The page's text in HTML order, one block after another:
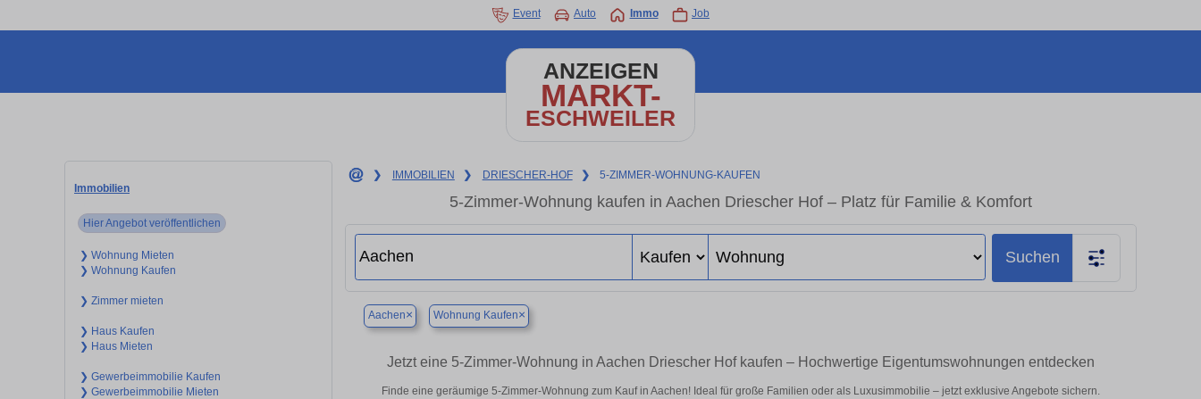
Event Auto Immo Job
ANZEIGEN
MARKT-
ESCHWEILER
Immobilien
Hier Angebot veröffentlichen
❯ Wohnung Mieten
❯ Wohnung Kaufen
❯ Zimmer mieten
❯ Haus Kaufen
❯ Haus Mieten
❯ Gewerbeimmobilie Kaufen
❯ Gewerbeimmobilie Mieten
❯ IMMOBILIEN ❯ DRIESCHER-HOF ❯ 5-ZIMMER-WOHNUNG-KAUFEN
5-Zimmer-Wohnung kaufen in Aachen Driescher Hof – Platz für Familie & Komfort
Suchen
Aachen× Wohnung Kaufen×
Jetzt eine 5-Zimmer-Wohnung in Aachen Driescher Hof kaufen – Hochwertige Eigentumswohnungen entdecken
Finde eine geräumige 5-Zimmer-Wohnung zum Kauf in Aachen! Ideal für große Familien oder als Luxusimmobilie – jetzt exklusive Angebote sichern.